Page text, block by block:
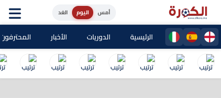
اليوم الغد
الرئيسية الدوريات الأخبار المحترفون